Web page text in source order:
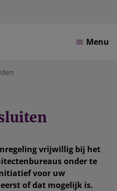
Menu
vrijwillig bij het
onder te
voor uw
of dat mogelijk is.